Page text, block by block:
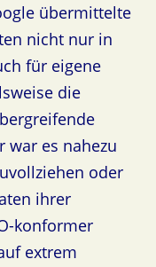
übermittelte
nicht nur in
für eigene
die
war es nahezu
oder
ihrer
konformer
extrem